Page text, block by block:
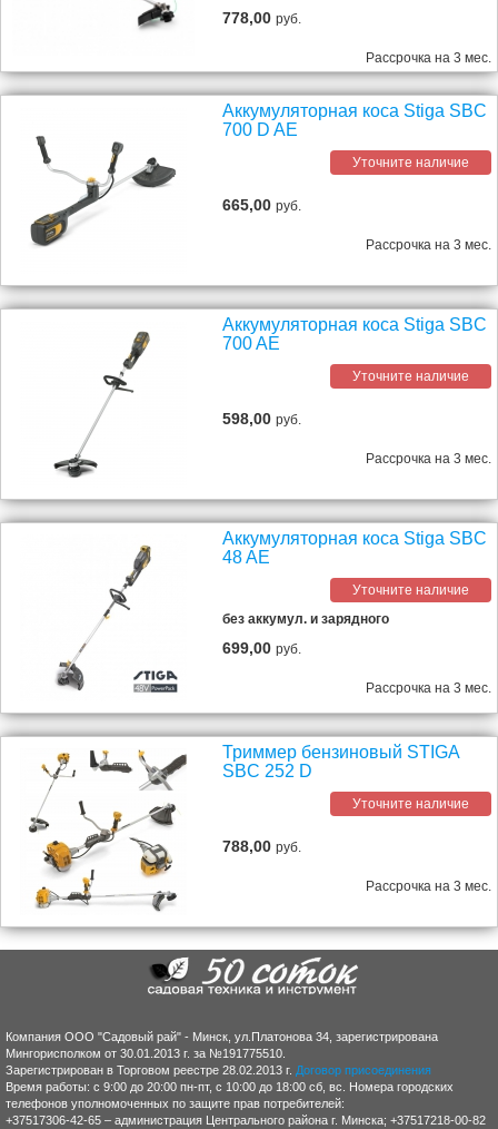
778,00руб.
Рассрочка на 3 мес.
Аккумуляторная коса Stiga SBC
700 D AE
Уточните наличие
665,00руб.
Рассрочка на 3 мес.
Аккумуляторная коса Stiga SBC
700 AE
Уточните наличие
598,00руб.
Рассрочка на 3 мес.
Аккумуляторная коса Stiga SBC
48 AE
Уточните наличие
без аккумул. и зарядного
699,00руб.
Рассрочка на 3 мес.
Триммер бензиновый STIGA
SBC 252 D
Уточните наличие
788,00руб.
Рассрочка на 3 мес.
Компания ООО "Садовый рай" - Минск, ул.Платонова 34, зарегистрирована
Мингорисполком от 30.01.2013 г. за №191775510.
Зарегистрирован в Торговом реестре 28.02.2013 г. Договор присоединения
Время работы: с 9:00 до 20:00 пн-пт, с 10:00 до 18:00 сб, вс. Номера городских
телефонов уполномоченных по защите прав потребителей:
+37517306-42-65 – администрация Центрального района г. Минска; +37517218-00-82